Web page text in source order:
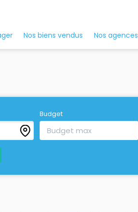
Nos biens vendus Nos agences
Budget